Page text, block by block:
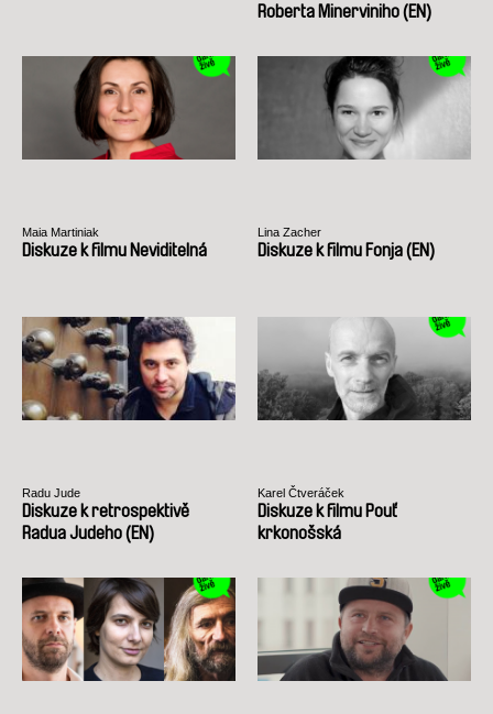
Roberta Minerviniho (EN)
Maia Martiniak
Diskuze k filmu Neviditelná
Lina Zacher
Diskuze k filmu Fonja (EN)
Radu Jude
Diskuze k retrospektivě
Radua Judeho (EN)
Karel Čtveráček
Diskuze k filmu Pouť
krkonošská